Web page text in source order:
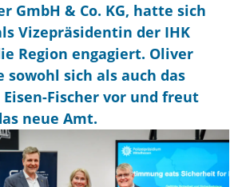
GmbH & Co. KG, hatte sich
Vizepräsidentin der IHK
Region engagiert. Oliver
sich als auch das
Fischer vor und freut
neue Amt.